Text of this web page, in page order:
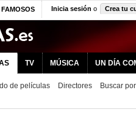
Inicia sesión o Crea tu
TV MÚSICA UN DÍA
de películas Directores Buscar